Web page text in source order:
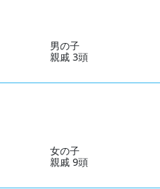
男の子
親戚 3頭
女の子
親戚 9頭